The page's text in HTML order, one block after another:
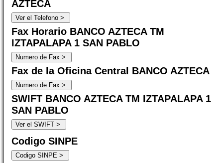
AZTECA
Fax Horario BANCO AZTECA TM
IZTAPALAPA 1 SAN PABLO
Fax de la Oficina Central BANCO AZTECA
SWIFT BANCO AZTECA TM IZTAPALAPA 1
SAN PABLO
Codigo SINPE